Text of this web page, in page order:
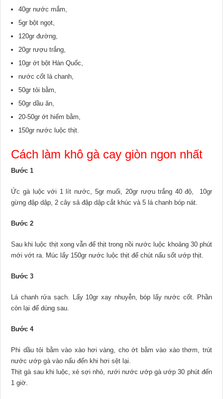
40gr nước mắm,
5gr bột ngọt,
120gr đường,
20gr rượu trắng,
10gr ớt bột Hàn Quốc,
nước cốt lá chanh,
50gr tỏi bằm,
50gr dầu ăn,
20-50gr ớt hiểm bằm,
150gr nước luộc thịt.
Cách làm khô gà cay giòn ngon nhất
Bước 1
Ức gà luộc với 1 lít nước, 5gr muối, 20gr rượu trắng 40 độ, 10gr
gừng đập dập, 2 cây sả đập dập cắt khúc và 5 lá chanh bóp nát.
Bước 2
Sau khi luộc thịt xong vẫn để thịt trong nồi nước luộc khoảng 30 phút
mới vớt ra. Múc lấy 150gr nước luộc thịt để chút nấu sốt ướp thịt.
Bước 3
Lá chanh rửa sạch. Lấy 10gr xay nhuyễn, bóp lấy nước cốt. Phần
còn lại để dùng sau.
Bước 4
Phi dầu tỏi bằm vào xào hơi vàng, cho ớt bằm vào xào thơm, trút
nước ướp gà vào nấu đến khi hơi sệt lại.
Thịt gà sau khi luộc, xé sợi nhỏ, rưới nước ướp gà ướp 30 phút đến
1 giờ.